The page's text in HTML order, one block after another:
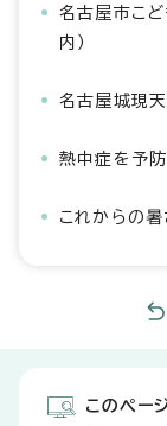
名古屋市こ
内）
名古屋城現
熱中症を予防
これからの
このペー